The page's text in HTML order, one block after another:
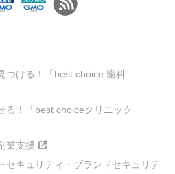
つける！「best choice 歯科
る！「best choiceクリニック
業支援
セキュリティ・ブランドセキュリテ